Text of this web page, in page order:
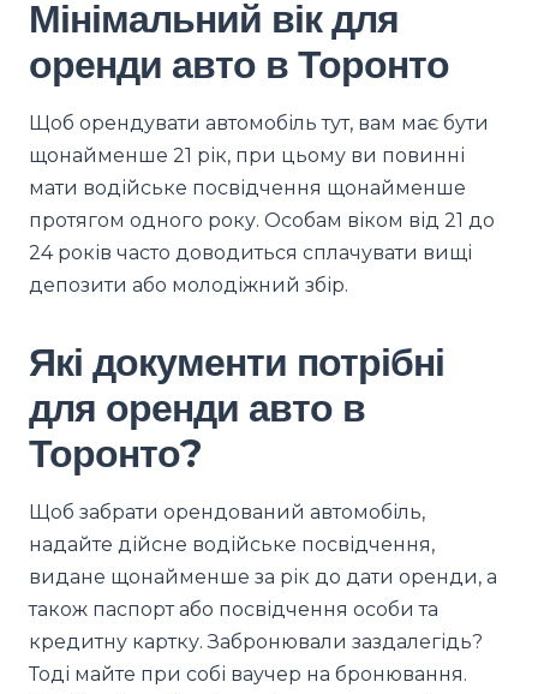
Мінімальний вік для
оренди авто в Торонто
Щоб орендувати автомобіль тут, вам має бути
щонайменше 21 рік, при цьому ви повинні
мати водійське посвідчення щонайменше
протягом одного року. Особам віком від 21 до
24 років часто доводиться сплачувати вищі
депозити або молодіжний збір.
Які документи потрібні
для оренди авто в
Торонто?
Щоб забрати орендований автомобіль,
надайте дійсне водійське посвідчення,
видане щонайменше за рік до дати оренди, а
також паспорт або посвідчення особи та
кредитну картку. Забронювали заздалегідь?
Тоді майте при собі ваучер на бронювання.